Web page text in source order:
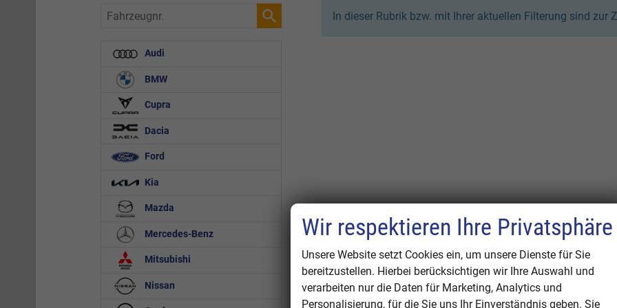
In dieser Rubrik bzw. mit Ihrer aktuellen Filterung sind zur
Fahrzeugnr.
Audi
BMW
Cupra
Dacia
Ford
Kia
Mazda
Mercedes-Benz
Mitsubishi
Nissan
Wir respektieren Ihre Privatsphäre
Unsere Website setzt Cookies ein, um unsere Dienste für Sie
bereitzustellen. Hierbei berücksichtigen wir Ihre Auswahl und
verarbeiten nur die Daten für Marketing, Analytics und
Personalisierung, für die Sie uns Ihr Einverständnis geben. Sie